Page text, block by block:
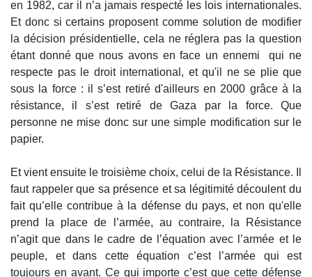
en 1982, car il n’a jamais respecté les lois internationales.
Et donc si certains proposent comme solution de modifier
la décision présidentielle, cela ne réglera pas la question
étant donné que nous avons en face un ennemi qui ne
respecte pas le droit international, et qu'il ne se plie que
sous la force : il s’est retiré d'ailleurs en 2000 grâce à la
résistance, il s’est retiré de Gaza par la force. Que
personne ne mise donc sur une simple modification sur le
papier.
Et vient ensuite le troisième choix, celui de la Résistance. Il
faut rappeler que sa présence et sa légitimité découlent du
fait qu’elle contribue à la défense du pays, et non qu'elle
prend la place de l’armée, au contraire, la Résistance
n’agit que dans le cadre de l’équation avec l’armée et le
peuple, et dans cette équation c’est l’armée qui est
toujours en avant. Ce qui importe c’est que cette défense